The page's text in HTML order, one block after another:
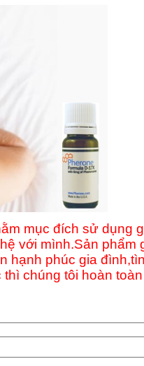
mục đích sử
với mình.Sản
hạnh phúc gia
chúng tôi hoàn